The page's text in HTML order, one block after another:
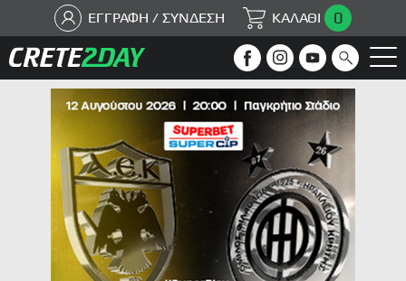
ΕΓΓΡΑΦΗ / ΣΥΝΔΕΣΗ ΚΑΛΑΘΙ 0